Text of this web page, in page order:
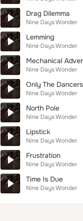
Drag Dilemma
Nine Days Wonder
Lemming
Nine Days Wonder
Mechanical
Nine Days Wonder
Only The Dancers
Nine Days Wonder
North Pole
Nine Days Wonder
Lipstick
Nine Days Wonder
Frustration
Nine Days Wonder
Time Is Due
Nine Days Wonder